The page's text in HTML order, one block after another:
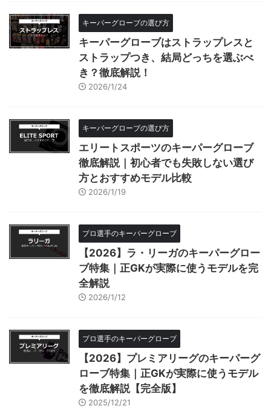
キーパーグローブの選び方
キーパーグローブはストラップレスと
ストラップつき、結局どっちを選ぶべ
き？徹底解説！
2026/1/24
キーパーグローブの選び方
エリートスポーツのキーパーグローブ
徹底解説｜初心者でも失敗しない選び
方とおすすめモデル比較
2026/1/19
プロ選手のキーパーグローブ
【2026】ラ・リーガのキーパーグロー
ブ特集｜正GKが実際に使うモデルを完
全解説
2026/1/12
プロ選手のキーパーグローブ
【2026】プレミアリーグのキーパーグ
ローブ特集｜正GKが実際に使うモデル
を徹底解説【完全版】
2025/12/21